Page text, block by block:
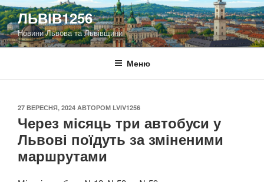
Перейти
до
вмісту
ЛЬВІВ1256
Новини Львова та Львівщини
Меню
ОПУБЛІКОВАНО
27 ВЕРЕСНЯ, 2024 АВТОРОМ LVIV1256
Через місяць три автобуси у
Львові поїдуть за зміненими
маршрутами